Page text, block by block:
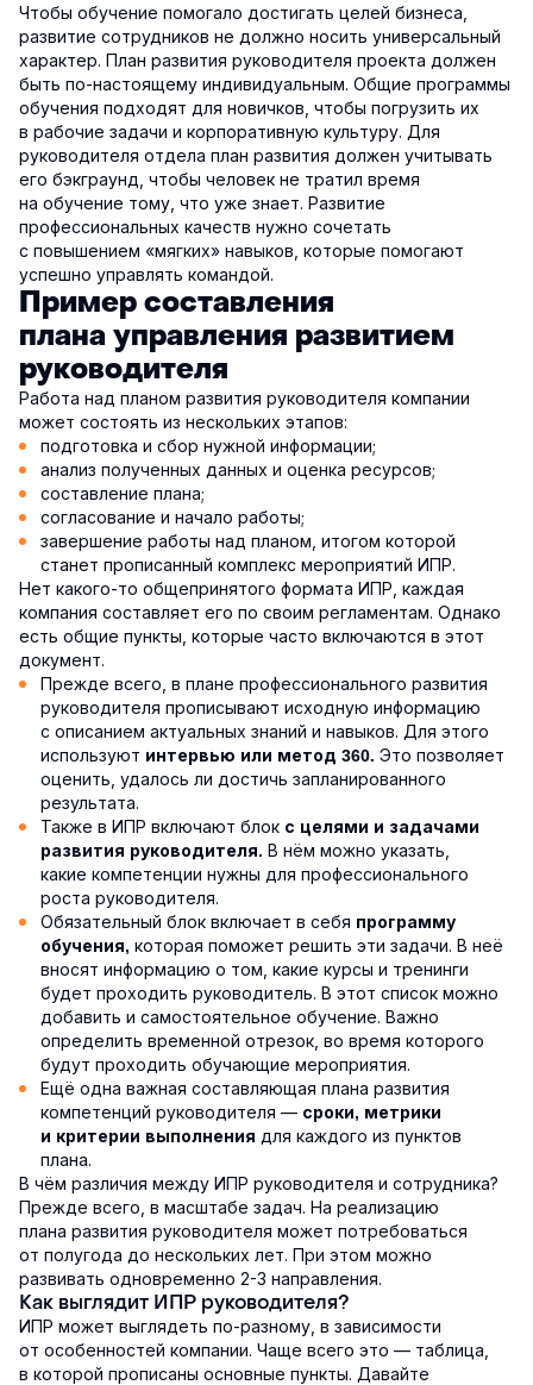
Чтобы обучение помогало достигать целей бизнеса,
развитие сотрудников не должно носить универсальный
характер. План развития руководителя проекта должен
быть по-настоящему индивидуальным. Общие программы
обучения подходят для новичков, чтобы погрузить их
в рабочие задачи и корпоративную культуру. Для
руководителя отдела план развития должен учитывать
его бэкграунд, чтобы человек не тратил время
на обучение тому, что уже знает. Развитие
профессиональных качеств нужно сочетать
с повышением «мягких» навыков, которые помогают
успешно управлять командой.
Пример составления
плана управления развитием
руководителя
Работа над планом развития руководителя компании
может состоять из нескольких этапов:
подготовка и сбор нужной информации;
анализ полученных данных и оценка ресурсов;
составление плана;
согласование и начало работы;
завершение работы над планом, итогом которой
станет прописанный комплекс мероприятий ИПР.
Нет какого-то общепринятого формата ИПР, каждая
компания составляет его по своим регламентам. Однако
есть общие пункты, которые часто включаются в этот
документ.
Прежде всего, в плане профессионального развития
руководителя прописывают исходную информацию
с описанием актуальных знаний и навыков. Для этого
используют интервью или метод 360. Это позволяет
оценить, удалось ли достичь запланированного
результата.
Также в ИПР включают блок с целями и задачами
развития руководителя. В нём можно указать,
какие компетенции нужны для профессионального
роста руководителя.
Обязательный блок включает в себя программу
обучения, которая поможет решить эти задачи. В неё
вносят информацию о том, какие курсы и тренинги
будет проходить руководитель. В этот список можно
добавить и самостоятельное обучение. Важно
определить временной отрезок, во время которого
будут проходить обучающие мероприятия.
Ещё одна важная составляющая плана развития
компетенций руководителя — сроки, метрики
и критерии выполнения для каждого из пунктов
плана.
В чём различия между ИПР руководителя и сотрудника?
Прежде всего, в масштабе задач. На реализацию
плана развития руководителя может потребоваться
от полугода до нескольких лет. При этом можно
развивать одновременно 2-3 направления.
Как выглядит ИПР руководителя?
ИПР может выглядеть по-разному, в зависимости
от особенностей компании. Чаще всего это — таблица,
в которой прописаны основные пункты. Давайте